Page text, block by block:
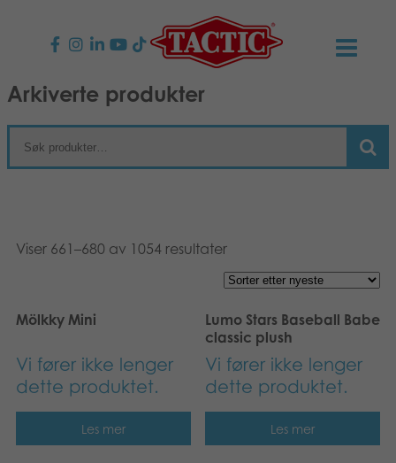
PRODUKTER
Barnespill
Puslespill
Leker
Bøker
NYHETER
Vår historie
Produktsider
Media
Norsk
English
Suomi
Arkiverte produkter
Viser 661–680 av 1054 resultater
Mölkky Mini
Vi fører ikke lenger
dette produktet.
Les mer
Lumo Stars Baseball Babe
classic plush
Vi fører ikke lenger
dette produktet.
Les mer